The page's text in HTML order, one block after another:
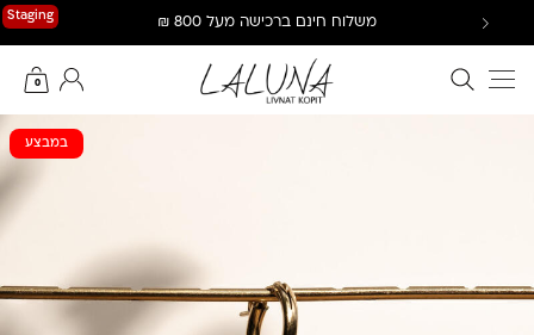
Staging משלוח חינם ברכישה מעל 800 ₪
חיפוש באתר
0
החשבון שלי
במבצע